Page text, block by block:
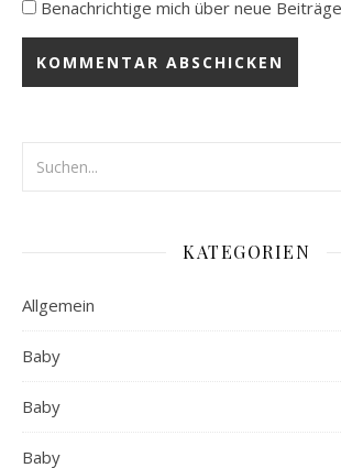
Benachrichtige mich über neue
KATEGORIEN
Allgemein
Baby
Baby
Baby